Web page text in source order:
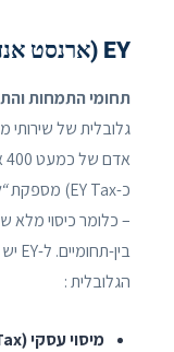
EY (ארנסט אנד יאנג)
תחומי התמחות
כ-EY Tax) מספקת
– כלומר כיסוי מלא
בין-תחומיים. ל-EY יש
הגלובלית :
מיסוי עסקי (Business Tax)